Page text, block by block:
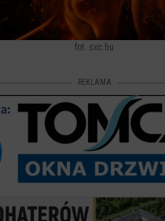
fot. sxc.hu
REKLAMA